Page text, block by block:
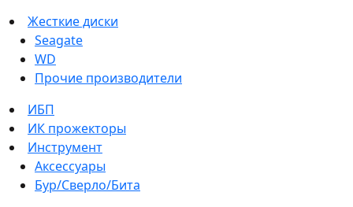
Жесткие диски
Seagate
WD
Прочие производители
ИБП
ИК прожекторы
Инструмент
Аксессуары
Бур/Сверло/Бита